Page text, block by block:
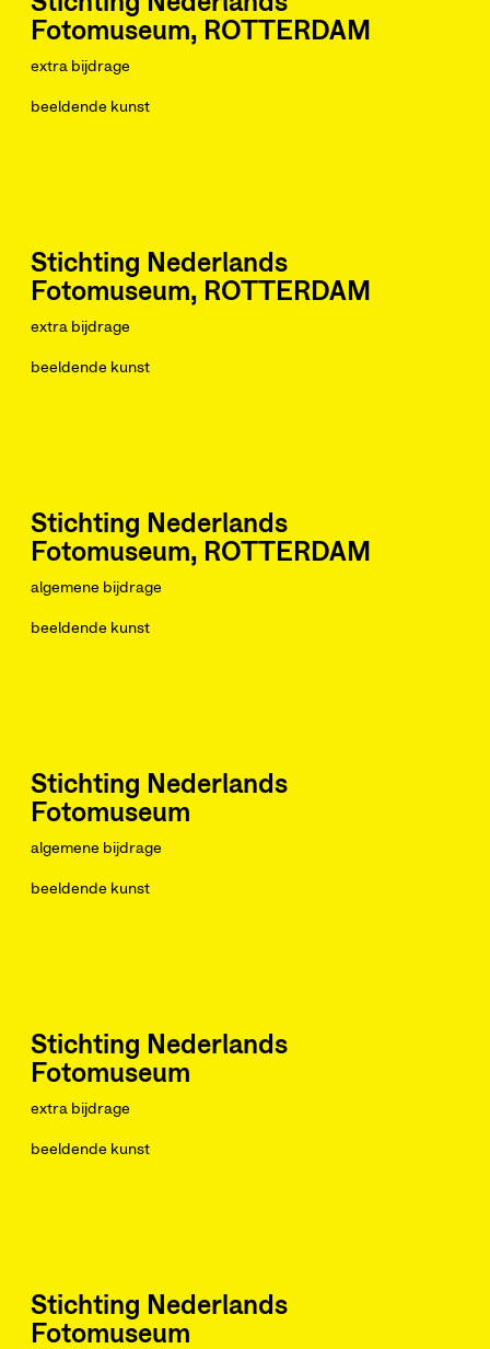
Fotomuseum, ROTTERDAM
extra bijdrage
beeldende kunst
Stichting Nederlands
Fotomuseum, ROTTERDAM
extra bijdrage
beeldende kunst
Stichting Nederlands
Fotomuseum, ROTTERDAM
algemene bijdrage
beeldende kunst
Stichting Nederlands
Fotomuseum
algemene bijdrage
beeldende kunst
Stichting Nederlands
Fotomuseum
extra bijdrage
beeldende kunst
Stichting Nederlands
Fotomuseum